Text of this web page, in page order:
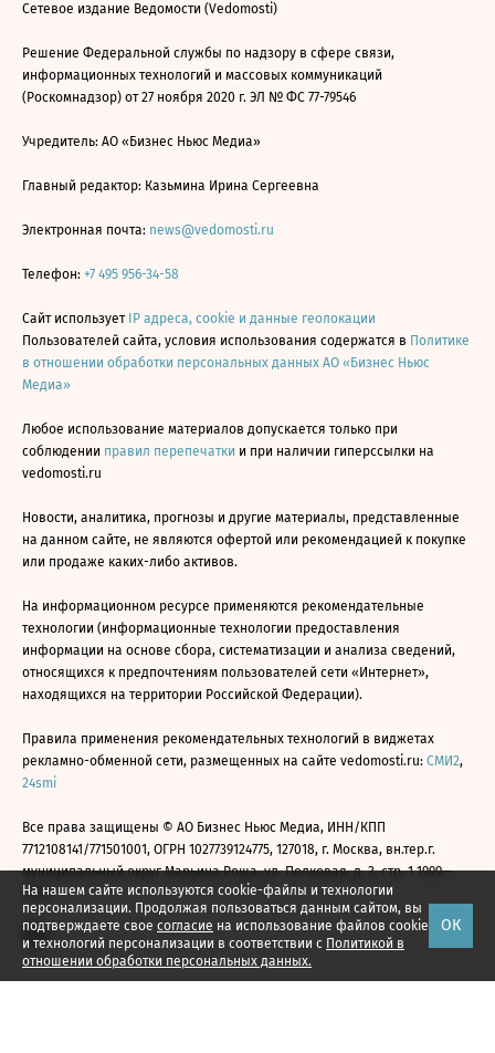
На нашем сайте используются cookie-файлы и технологии
персонализации. Продолжая пользоваться данным сайтом, вы
подтверждаете свое согласие на использование файлов cookie
и технологий персонализации в соответствии с Политикой в
отношении обработки персональных данных.
ОК
Сетевое издание Ведомости (Vedomosti)
Решение Федеральной службы по надзору в сфере связи,
информационных технологий и массовых коммуникаций
(Роскомнадзор) от 27 ноября 2020 г. ЭЛ № ФС 77-79546
Учредитель: АО «Бизнес Ньюс Медиа»
Главный редактор: Казьмина Ирина Сергеевна
Электронная почта: news@vedomosti.ru
Телефон: +7 495 956-34-58
Сайт использует IP адреса, cookie и данные геолокации
Пользователей сайта, условия использования содержатся в Политике
в отношении обработки персональных данных АО «Бизнес Ньюс
Медиа»
Любое использование материалов допускается только при
соблюдении правил перепечатки и при наличии гиперссылки на
vedomosti.ru
Новости, аналитика, прогнозы и другие материалы, представленные
на данном сайте, не являются офертой или рекомендацией к покупке
или продаже каких-либо активов.
На информационном ресурсе применяются рекомендательные
технологии (информационные технологии предоставления
информации на основе сбора, систематизации и анализа сведений,
относящихся к предпочтениям пользователей сети «Интернет»,
находящихся на территории Российской Федерации).
Правила применения рекомендательных технологий в виджетах
рекламно-обменной сети, размещенных на сайте vedomosti.ru: СМИ2,
24smi
Все права защищены © АО Бизнес Ньюс Медиа, ИНН/КПП
7712108141/771501001, ОГРН 1027739124775, 127018, г. Москва, вн.тер.г.
муниципальный округ Марьина Роща, ул. Полковая, д. 3, стр. 1 1999—
2026